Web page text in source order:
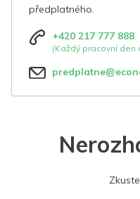
předplatného.
+420 217 777 888
(Každý pracovní den